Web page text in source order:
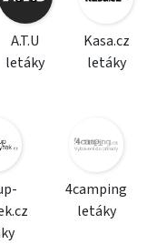
A.T.U
letáky
Kasa.cz
letáky
4camping
letáky